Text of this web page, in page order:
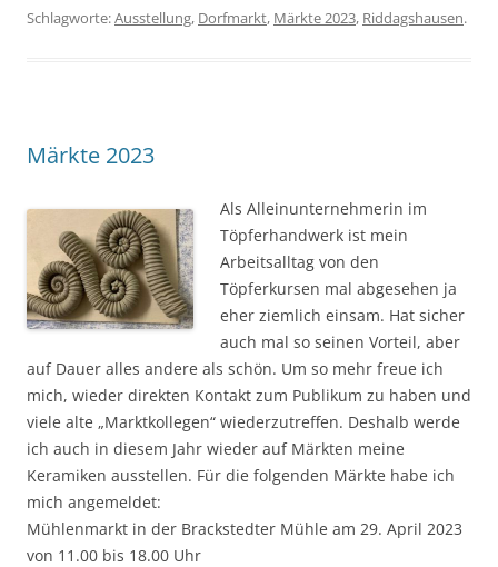
Schlagworte:Ausstellung, Dorfmarkt, Märkte 2023, Riddagshausen.
Märkte 2023
Als Alleinunternehmerin im
Töpferhandwerk ist mein
Arbeitsalltag von den
Töpferkursen mal abgesehen ja
eher ziemlich einsam. Hat sicher
auch mal so seinen Vorteil, aber
auf Dauer alles andere als schön. Um so mehr freue ich
mich, wieder direkten Kontakt zum Publikum zu haben und
viele alte „Marktkollegen“ wiederzutreffen. Deshalb werde
ich auch in diesem Jahr wieder auf Märkten meine
Keramiken ausstellen. Für die folgenden Märkte habe ich
mich angemeldet:
Mühlenmarkt in der Brackstedter Mühle am 29. April 2023
von 11.00 bis 18.00 Uhr